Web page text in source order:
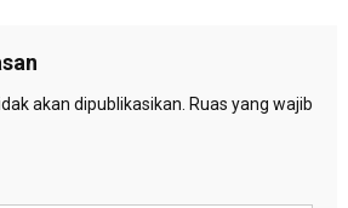
akan dipublikasikan. Ruas yang wajib